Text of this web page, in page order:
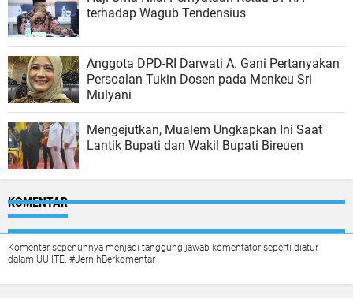
terhadap Wagub Tendensius
Anggota DPD-RI Darwati A. Gani Pertanyakan
Persoalan Tukin Dosen pada Menkeu Sri
Mulyani
Mengejutkan, Mualem Ungkapkan Ini Saat
Lantik Bupati dan Wakil Bupati Bireuen
KOMENTAR
Komentar sepenuhnya menjadi tanggung jawab komentator seperti diatur
dalam UU ITE. #JernihBerkomentar